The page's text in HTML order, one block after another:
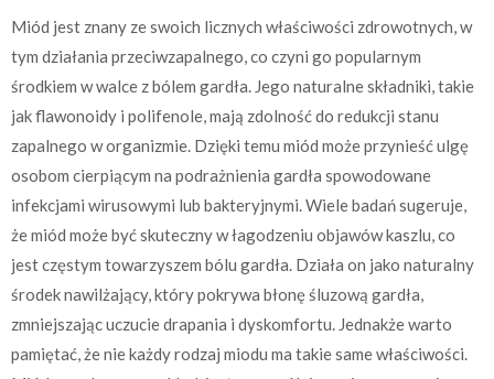
Miód jest znany ze swoich licznych właściwości zdrowotnych, w
tym działania przeciwzapalnego, co czyni go popularnym
środkiem w walce z bólem gardła. Jego naturalne składniki, takie
jak flawonoidy i polifenole, mają zdolność do redukcji stanu
zapalnego w organizmie. Dzięki temu miód może przynieść ulgę
osobom cierpiącym na podrażnienia gardła spowodowane
infekcjami wirusowymi lub bakteryjnymi. Wiele badań sugeruje,
że miód może być skuteczny w łagodzeniu objawów kaszlu, co
jest częstym towarzyszem bólu gardła. Działa on jako naturalny
środek nawilżający, który pokrywa błonę śluzową gardła,
zmniejszając uczucie drapania i dyskomfortu. Jednakże warto
pamiętać, że nie każdy rodzaj miodu ma takie same właściwości.